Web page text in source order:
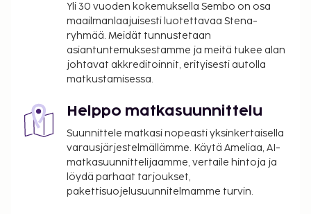
Yli 30 vuoden kokemuksella Sembo on osa
maailmanlaajuisesti luotettavaa Stena-
ryhmää. Meidät tunnustetaan
asiantuntemuksestamme ja meitä tukee alan
johtavat akkreditoinnit, erityisesti autolla
matkustamisessa.
Helppo matkasuunnittelu
Suunnittele matkasi nopeasti yksinkertaisella
varausjärjestelmällämme. Käytä Ameliaa, AI-
matkasuunnittelijaamme, vertaile hintoja ja
löydä parhaat tarjoukset,
pakettisuojelusuunnitelmamme turvin.